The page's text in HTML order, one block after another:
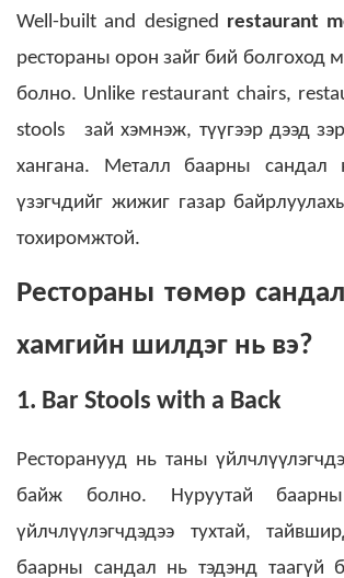
Well-built and designed restaurant
рестораны орон зайг бий болгоход
болно. Unlike restaurant chairs,
stools
зай хэмнэж, түүгээр дээд
хангана. Металл баарны сандал
үзэгчдийг жижиг газар
тохиромжтой.
Рестораны төмөр
хамгийн шилдэг нь вэ?
1. Bar Stools with a Back
Ресторанууд нь таны
байж болно. Нуруутай
үйлчлүүлэгчдэдээ тухтай,
баарны сандал нь тэдэнд таагүй